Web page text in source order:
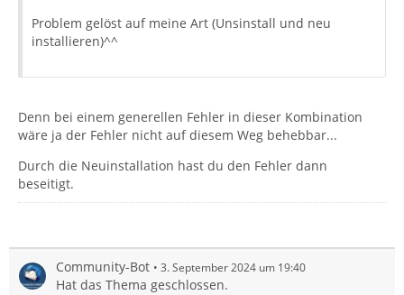
Problem gelöst auf meine Art (Unsinstall und neu
installieren)^^
Denn bei einem generellen Fehler in dieser Kombination
wäre ja der Fehler nicht auf diesem Weg behebbar...
Durch die Neuinstallation hast du den Fehler dann
beseitigt.
Community-Bot 3. September 2024 um 19:40
Hat das Thema geschlossen.